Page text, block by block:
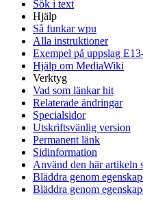
Sök i text
Hjälp
Så funkar wpu
Alla instruktioner
Exempel på uppslag
Hjälp om MediaWiki
Verktyg
Vad som länkar hit
Relaterade ändringar
Specialsidor
Utskriftsvänlig version
Permanent länk
Sidinformation
Använd den här artikeln
Bläddra genom
Bläddra genom